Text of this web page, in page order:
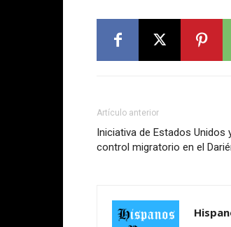
Artículo anterior
Iniciativa de Estados Unidos
control migratorio en el